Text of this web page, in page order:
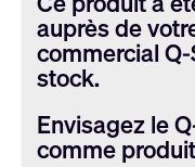
auprès de
commercial
stock.
Envisagez le
comme